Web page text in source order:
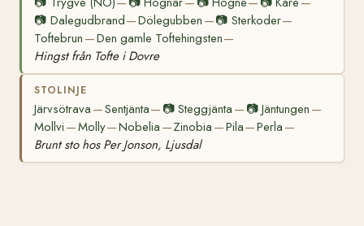
📷 Dalegudbrand—Dölegubben —📷 Sterkoder—
Toftebrun —Den gamle Toftehingsten—
Hingst från Tofte i Dovre
STOLINJE
Järvsötrava —Sentjänta— 📷Steggjänta — 📷Jäntungen —
Mollvi —Molly—Nobelia —Zinobia —Pila—Perla —
Brunt sto hos Per Jonson, Ljusdal